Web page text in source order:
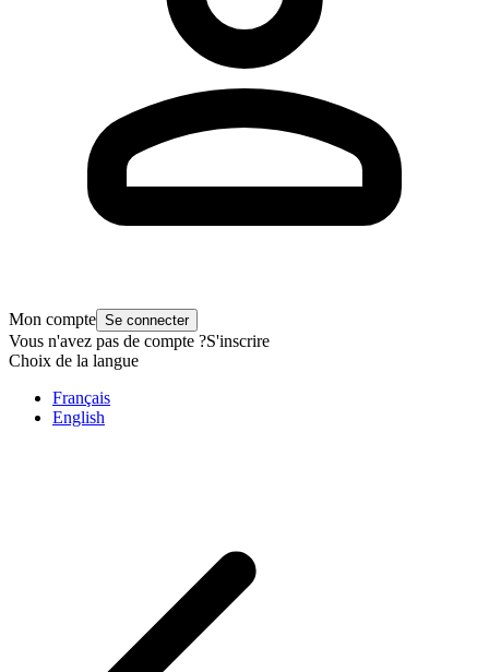
Mon compte Se connecter
Vous n'avez pas de compte ?S'inscrire
Choix de la langue
Français
English